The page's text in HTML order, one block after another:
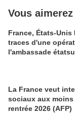
Vous
France, États-Unis
traces d'une
l'ambassade
La France veut
sociaux aux moins
rentrée 2026 (AFP)